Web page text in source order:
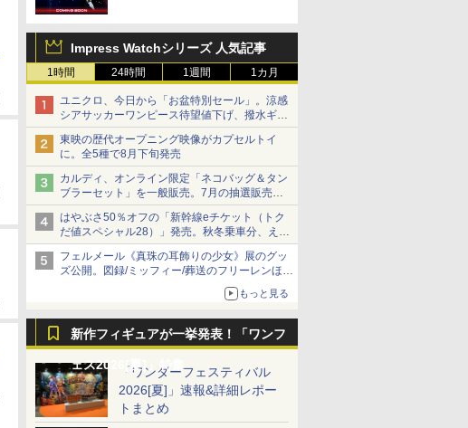
Impress Watchシリーズ 人気記事
1時間 24時間 1週間 1カ月
ユニクロ、今日から「お盆特別セール」。涼感
シアサッカーワンピース待望値下げ、撥水ギア
ショーツは1990円に
東映の歴代オープニング映像がカプセルトイ
に。全5種で8月下旬発売
カルディ、オンライン限定「ネコバッグ＆タン
ブラーセット」を一般販売。7月の抽選販売の
当選無効分
はやぶさ50％オフの「新幹線eチケット（トク
だ値スペシャル28）」発売。秋冬乗車分、えき
ねっと限定
フェルメール《真珠の耳飾りの少女》展のグッ
ズ公開。図録/ミッフィー/葬送のフリーレンほ
もっと見る
新作フィギュアが一挙発表！「ワンフ
ェス2026[夏]」特集「ワンダーフェスティバル
2026[夏]」速報&詳細レポー
トまとめ